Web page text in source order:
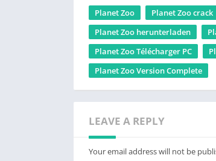
Planet Zoo Planet Zoo crack
Planet Zoo herunterladen
Planet Zoo Télécharger PC
Planet Zoo Version Complete
LEAVE A REPLY
Your email address will not be